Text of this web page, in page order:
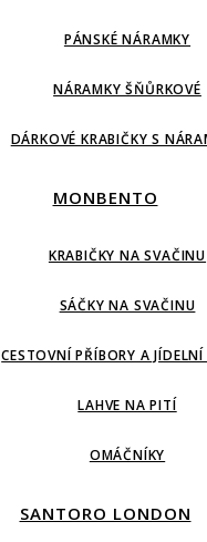
PÁNSKÉ NÁRAMKY
NÁRAMKY ŠŇŮRKOVÉ
DÁRKOVÉ KRABIČKY S
MONBENTO
KRABIČKY NA SVAČINU
SÁČKY NA SVAČINU
CESTOVNÍ PŘÍBORY A
LAHVE NA PITÍ
OMÁČNÍKY
SANTORO LONDON